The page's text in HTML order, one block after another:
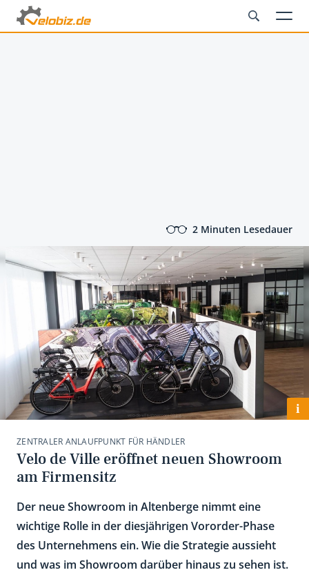
2 Minuten Lesedauer
i
ZENTRALER ANLAUFPUNKT FÜR HÄNDLER
Velo de Ville eröffnet neuen Showroom
am Firmensitz
Der neue Showroom in Altenberge nimmt eine
wichtige Rolle in der diesjährigen Vororder-Phase
des Unternehmens ein. Wie die Strategie aussieht
und was im Showroom darüber hinaus zu sehen ist.